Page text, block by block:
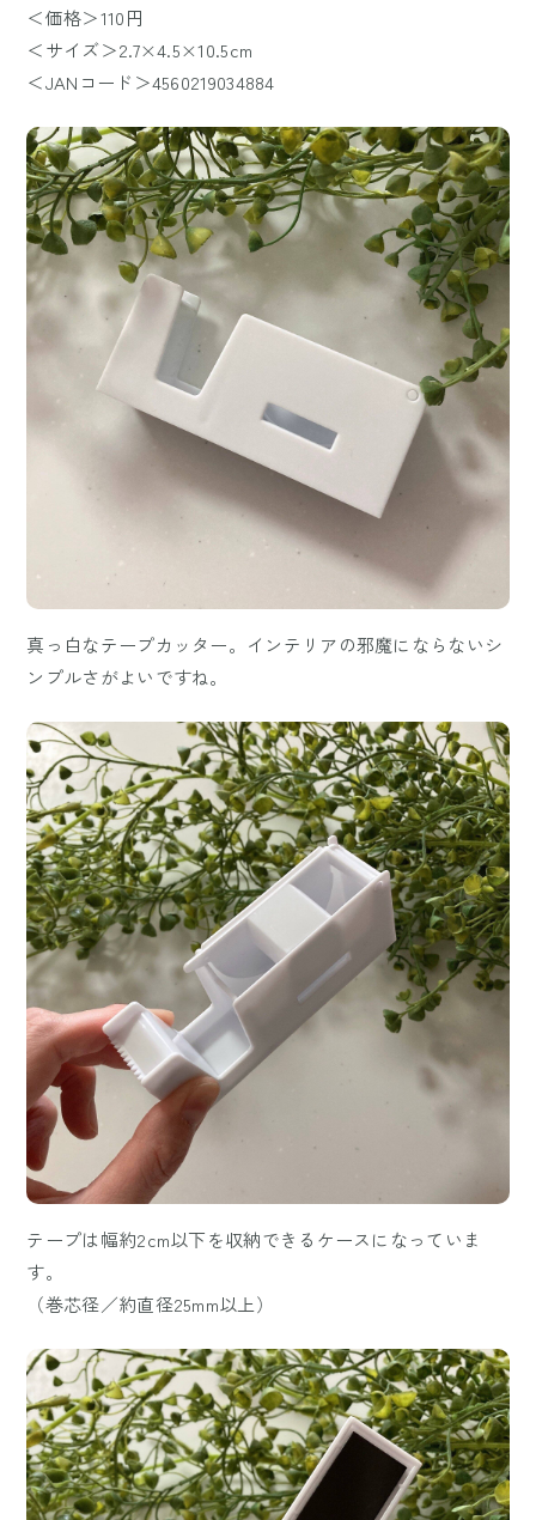
＜価格＞110円
＜サイズ＞2.7×4.5×10.5cm
＜JANコード＞4560219034884
真っ白なテープカッター。インテリアの邪魔にならないシ
ンプルさがよいですね。
テープは幅約2cm以下を収納できるケースになっていま
す。
（巻芯径／約直径25mm以上）